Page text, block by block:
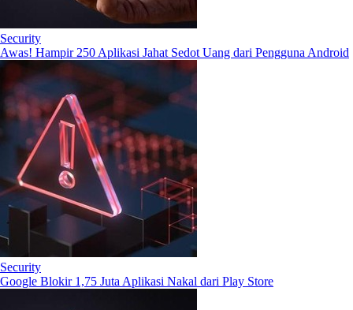
Security
Awas! Hampir 250 Aplikasi Jahat Sedot Uang dari Pengguna Android
Security
Google Blokir 1,75 Juta Aplikasi Nakal dari Play Store